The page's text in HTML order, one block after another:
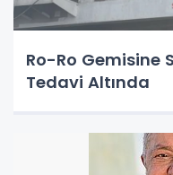
Ro-Ro Gemisine
Tedavi Altında